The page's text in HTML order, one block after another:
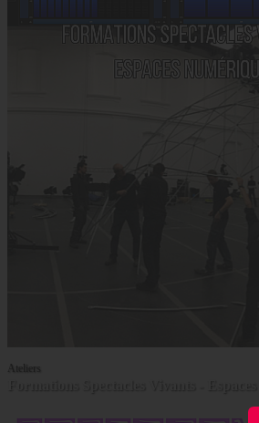
Ateliers